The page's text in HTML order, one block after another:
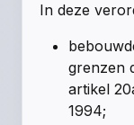
In deze
grenzen
artikel
1994;